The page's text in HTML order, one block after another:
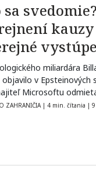
miliardára
v Epsteinových
Microsoftu
predátorom,…
ZAHRANIČIA | 4 min. čítania |